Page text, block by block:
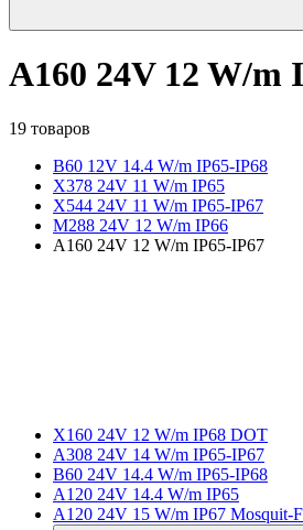
A160 24V 12 W/m
19 товаров
B60 12V 14.4 W/m IP65-IP68
X378 24V 11 W/m IP65
X544 24V 11 W/m IP65-IP67
M288 24V 12 W/m IP66
A160 24V 12 W/m IP65-IP67
X160 24V 12 W/m IP68 DOT
A308 24V 14 W/m IP65-IP67
B60 24V 14.4 W/m IP65-IP68
A120 24V 14.4 W/m IP65
A120 24V 15 W/m IP67 Mosquit-